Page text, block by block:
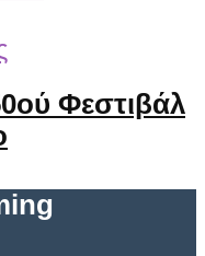
Φεστιβάλ